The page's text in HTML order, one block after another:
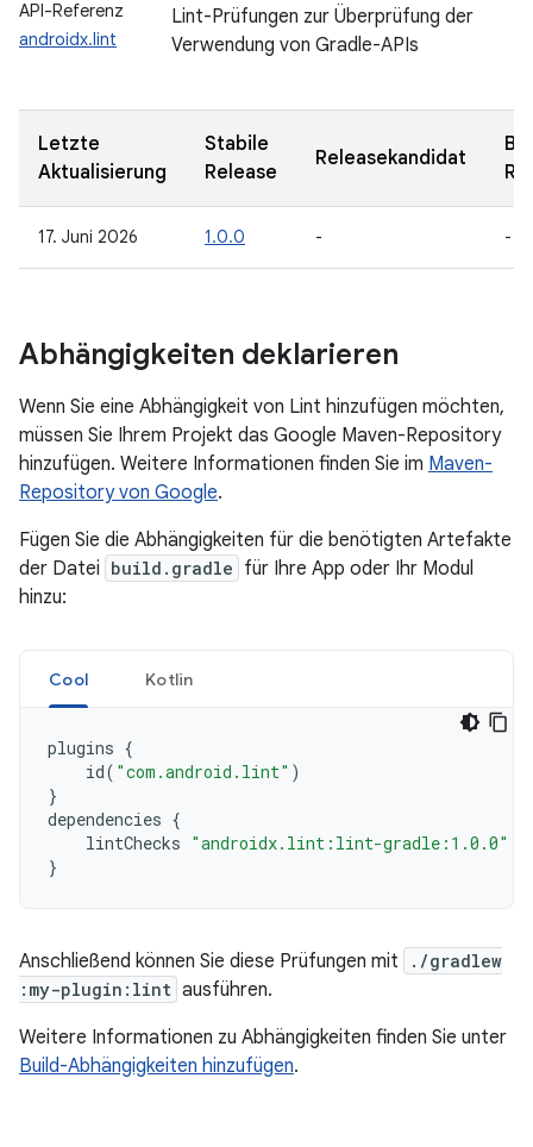
API-Referenz
androidx.lint
Lint-Prüfungen zur Überprüfung der
Verwendung von Gradle-APIs
Letzte
Aktualisierung
Stabile
Release
Releasekandidat
17. Juni 2026 1.0.0 - -
Abhängigkeiten deklarieren
Wenn Sie eine Abhängigkeit von Lint hinzufügen möchten,
müssen Sie Ihrem Projekt das Google Maven-Repository
hinzufügen. Weitere Informationen finden Sie im Maven-
Repository von Google.
Fügen Sie die Abhängigkeiten für die benötigten Artefakte
der Datei build.gradle für Ihre App oder Ihr Modul
hinzu:
Cool Kotlin
plugins {
id( "com.android.lint" )
}
dependencies {
lintChecks "androidx.lint:lint-gradle:1.0.0"
}
Anschließend können Sie diese Prüfungen mit
./gradlew
:my-plugin:lint ausführen.
Weitere Informationen zu Abhängigkeiten finden Sie unter
Build-Abhängigkeiten hinzufügen.